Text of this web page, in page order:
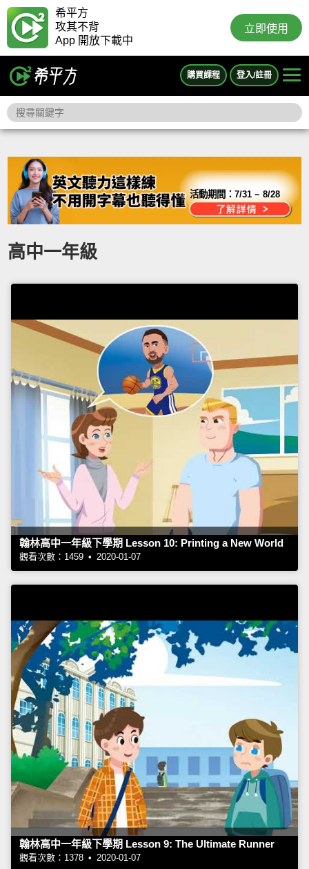
希平方
攻其不背
App 開放下載中
立即使用
購買課程 登入/註冊
活動期間：7/31 ~ 8/28
高中一年級
翰林高中一年級下學期 Lesson 10: Printing a New World
觀看次數：1459 • 2020-01-07
翰林高中一年級下學期 Lesson 9: The Ultimate Runner
觀看次數：1378 • 2020-01-07